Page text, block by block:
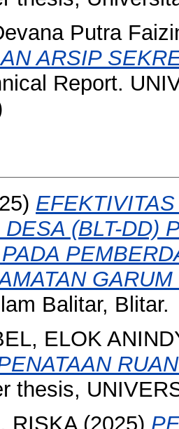
Putra
ARSIP
Report.
(BLT-DD)
Balitar, Blitar.
ELOK
thesis,
RISKA(2025)